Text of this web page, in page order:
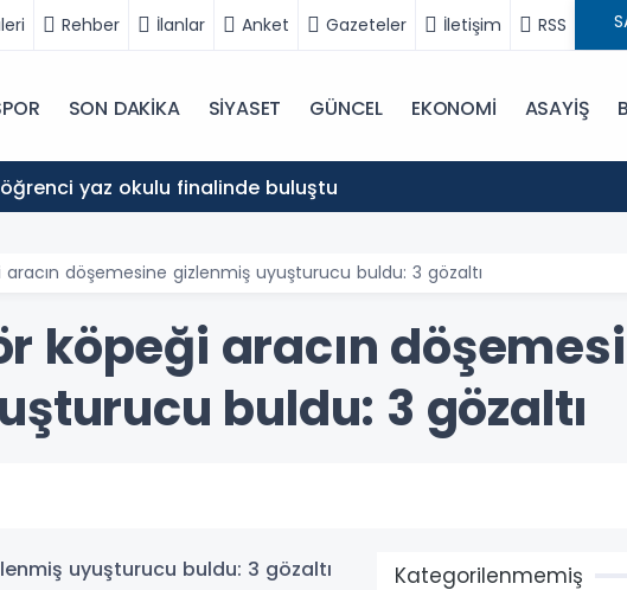
Rehber İlanlar Anket Gazeteler İletişim RSS
SON DAKİKA SİYASET GÜNCEL EKONOMİ ASAYİŞ
yaz okulu finalinde buluştu
döşemesine gizlenmiş uyuşturucu buldu: 3 gözaltı
köpeği aracın
buldu: 3 gözaltı
Kategorilenmemiş